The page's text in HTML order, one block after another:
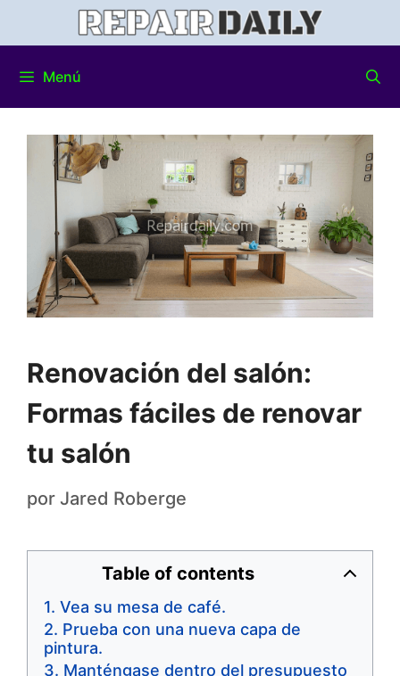
Menú
Renovación del salón:
Formas fáciles de renovar
tu salón
por Jared Roberge
Table of contents
Vea su mesa de café.
Prueba con una nueva capa de
pintura.
Manténgase dentro del presupuesto